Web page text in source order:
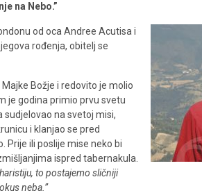
na Nebo.”
od oca Andree Acutisa i
rođenja, obitelj se
Božje i redovito je molio
je godina primio prvu svetu
sudjelovao na svetoj misi,
i klanjao se pred
Prije ili poslije mise neko bi
ispred tabernakula.
to postajemo sličniji
neba.”